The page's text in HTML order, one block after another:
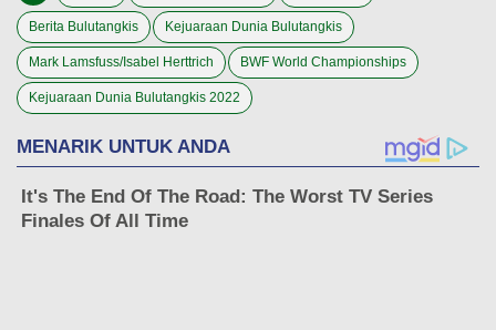
Berita Bulutangkis Kejuaraan Dunia Bulutangkis
Mark Lamsfuss/Isabel Herttrich BWF World Championships
Kejuaraan Dunia Bulutangkis 2022